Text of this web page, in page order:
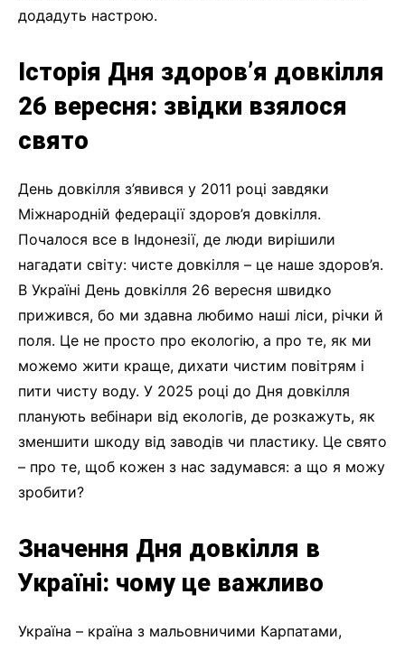
додадуть настрою.
Історія Дня здоров’я довкілля
26 вересня: звідки взялося
свято
День довкілля з’явився у 2011 році завдяки
Міжнародній федерації здоров’я довкілля.
Почалося все в Індонезії, де люди вирішили
нагадати світу: чисте довкілля – це наше здоров’я.
В Україні День довкілля 26 вересня швидко
прижився, бо ми здавна любимо наші ліси, річки й
поля. Це не просто про екологію, а про те, як ми
можемо жити краще, дихати чистим повітрям і
пити чисту воду. У 2025 році до Дня довкілля
планують вебінари від екологів, де розкажуть, як
зменшити шкоду від заводів чи пластику. Це свято
– про те, щоб кожен з нас задумався: а що я можу
зробити?
Значення Дня довкілля в
Україні: чому це важливо
Україна – країна з мальовничими Карпатами,